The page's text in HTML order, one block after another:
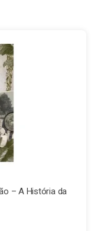
– A História da